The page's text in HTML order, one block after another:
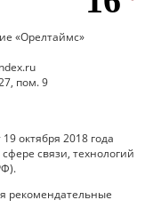
«Орелтаймс»
пом. 9
октября 2018 года
связи, технологий
рекомендательные